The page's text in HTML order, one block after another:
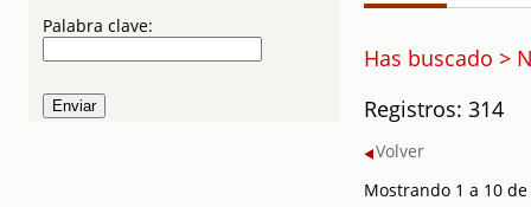
Palabra clave:
Has buscado >
Registros: 314
Volver
Mostrando 1 a 10 de